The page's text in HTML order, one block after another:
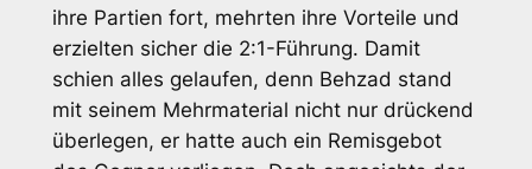
ihre Partien fort, mehrten ihre Vorteile und
erzielten sicher die 2:1-Führung. Damit
schien alles gelaufen, denn Behzad stand
mit seinem Mehrmaterial nicht nur drückend
überlegen, er hatte auch ein Remisgebot